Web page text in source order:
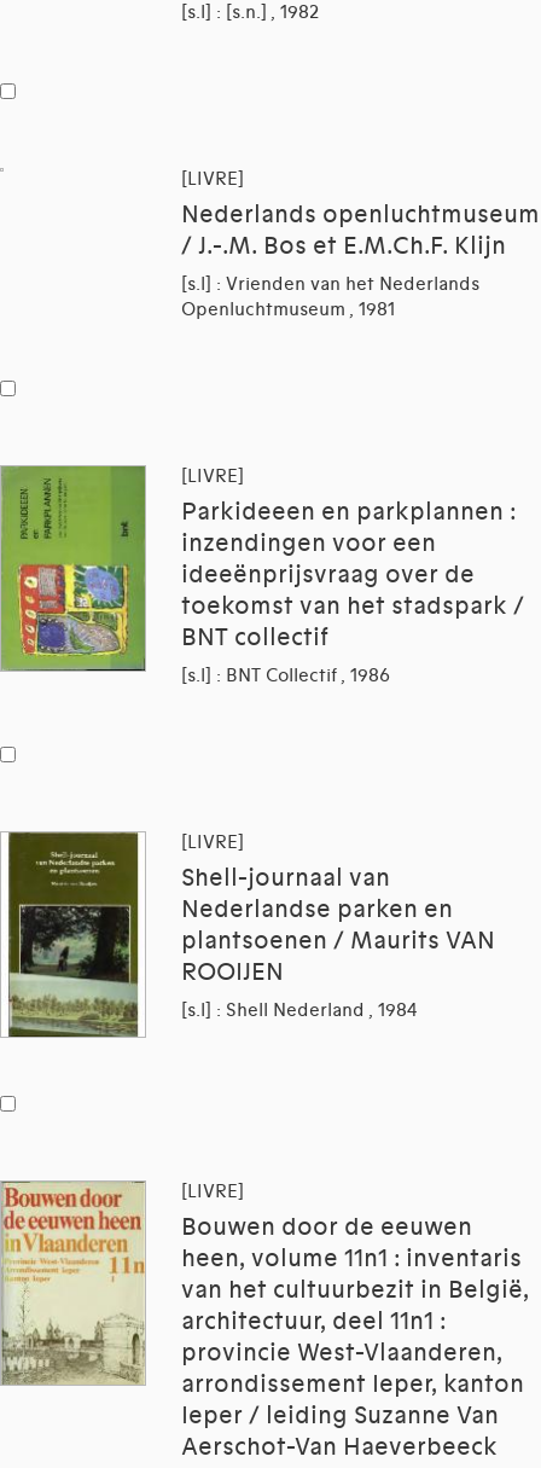
[s.l] : [s.n.] , 1982
[LIVRE]
Nederlands openluchtmuseum
/ J.-.M. Bos et E.M.Ch.F. Klijn
[s.l] : Vrienden van het Nederlands
Openluchtmuseum , 1981
[LIVRE]
Parkideeen en parkplannen :
inzendingen voor een
ideeënprijsvraag over de
toekomst van het stadspark /
BNT collectif
[s.l] : BNT Collectif , 1986
[LIVRE]
Shell-journaal van
Nederlandse parken en
plantsoenen / Maurits VAN
ROOIJEN
[s.l] : Shell Nederland , 1984
[LIVRE]
Bouwen door de eeuwen
heen, volume 11n1 : inventaris
van het cultuurbezit in België,
architectuur, deel 11n1 :
provincie West-Vlaanderen,
arrondissement Ieper, kanton
Ieper / leiding Suzanne Van
Aerschot-Van Haeverbeeck